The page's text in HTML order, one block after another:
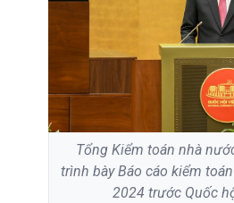
Tổng Kiểm toán nhà
trình bày Báo cáo kiểm
2024 trước Quốc